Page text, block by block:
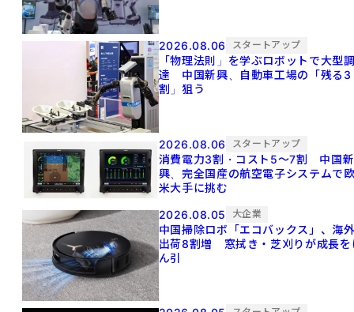
2026.08.06 スタートアップ
「物理法則」を学ぶロボットで大型
達 中国新興、自動車工場の「残る3
割」狙う
2026.08.06 スタートアップ
消費電力3割・コスト5〜7割 中国新
興、完全国産の航空電子システムで
米大手に挑む
2026.08.05
大企業
中国掃除ロボ「エコバックス」、海
出荷8割増 窓拭き・芝刈りが成長を
ん引